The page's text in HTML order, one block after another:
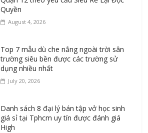
Quyền
August 4, 2026
Top 7 mẫu dù che nắng ngoài trời sân
trường siêu bền được các trường sử
dụng nhiều nhất
July 20, 2026
Danh sách 8 đại lý bán tập vở học sinh
giá sỉ tại Tphcm uy tín được đánh giá
High